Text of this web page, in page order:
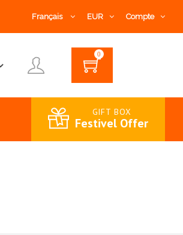
Français EUR Compte
0
GIFT BOX
Festivel Offer